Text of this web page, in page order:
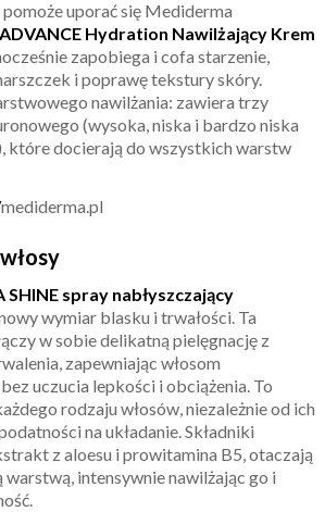
uporać się Mediderma
Hydration Nawilżający Krem
zapobiega i cofa starzenie,
i poprawę tekstury skóry.
nawilżania: zawiera trzy
(wysoka, niska i bardzo niska
które docierają do wszystkich warstw
mediderma.pl
spray nabłyszczający
wymiar blasku i trwałości. Ta
w sobie delikatną pielęgnację z
zapewniając włosom
uczucia lepkości i obciążenia. To
rodzaju włosów, niezależnie od ich
na układanie. Składniki
z aloesu i prowitamina B5, otaczają
warstwą, intensywnie nawilżając go i